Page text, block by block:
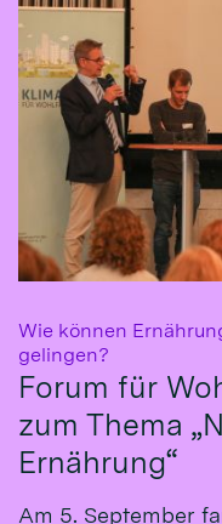
Wie können
gelingen?
Forum für
zum Thema
Ernährung“
Am 5. September